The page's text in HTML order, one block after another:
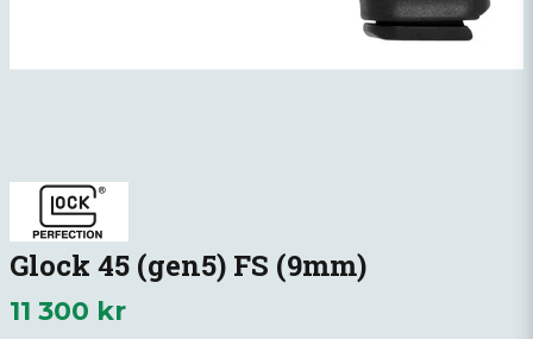
Glock 45 (gen5) FS (9mm)
11 300 kr